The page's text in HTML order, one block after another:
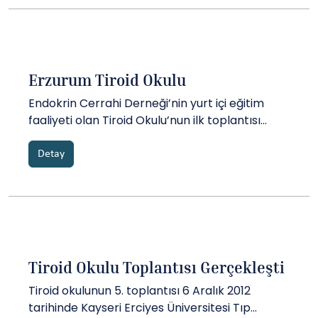
Erzurum Tiroid Okulu
Endokrin Cerrahi Derneği’nin yurt içi eğitim
faaliyeti olan Tiroid Okulu’nun ilk toplantısı
Ocak 2012’de Erzurum Atatürk Üniveristesi’nde
yapılmıştı. Tiroid Okulu’nun 6. toplantısı
17.02.2014’de yine Erzurum Atatürk Üniversitesi
Detay
Tiroid Okulu Toplantısı Gerçekleşti
Tiroid okulunun 5. toplantısı 6 Aralık 2012
tarihinde Kayseri Erciyes Üniversitesi Tıp